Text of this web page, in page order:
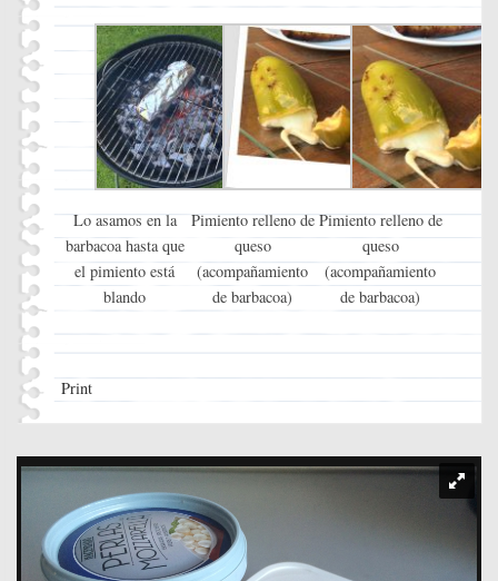
Lo asamos en la
barbacoa hasta que
el pimiento está
blando
Pimiento relleno de
queso
(acompañamiento
de barbacoa)
Pimiento relleno de
queso
(acompañamiento
de barbacoa)
Print